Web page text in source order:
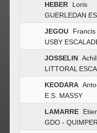
HEBER
Loris
GUERLEDAN
JEGOU
Francis
USBY
JOSSELIN
LITTORAL
KEODARA
E.S. MASSY
LAMARRE
GDO -